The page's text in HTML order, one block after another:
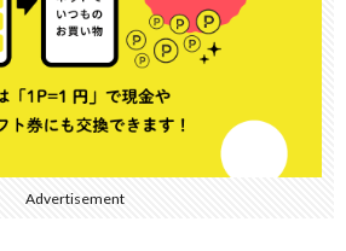
Advertisement